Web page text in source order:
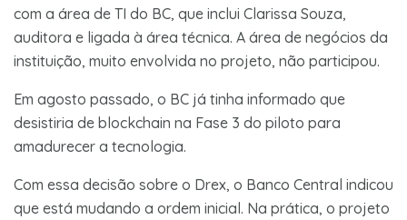
com a área de TI do BC, que inclui Clarissa Souza,
auditora e ligada à área técnica. A área de negócios da
instituição, muito envolvida no projeto, não participou.
Em agosto passado, o BC já tinha informado que
desistiria de blockchain na Fase 3 do piloto para
amadurecer a tecnologia.
Com essa decisão sobre o Drex, o Banco Central indicou
que está mudando a ordem inicial. Na prática, o projeto